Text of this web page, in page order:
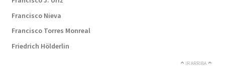
Francisco Nieva
Francisco Torres Monreal
Friedrich Hölderlin
IR ARRIBA